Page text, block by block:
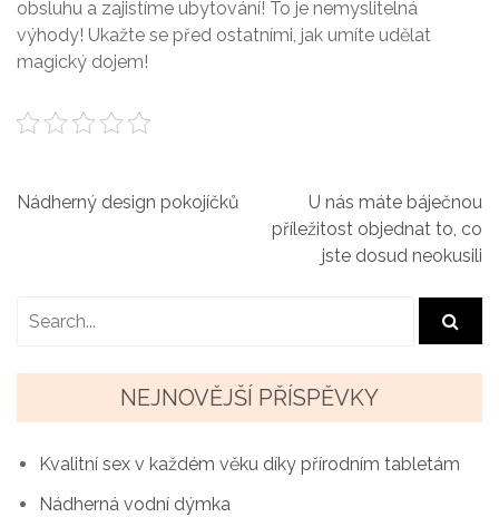
obsluhu a zajistíme ubytování! To je nemyslitelná
výhody! Ukažte se před ostatními, jak umíte udělat
magický dojem!
N
g
a
c
e
Nádherný design pokojíčků
U nás máte báječnou
příležitost objednat to, co
jste dosud neokusili
NEJNOVĚJŠÍ PŘÍSPĚVKY
Kvalitní sex v každém věku díky přírodním tabletám
Nádherná vodní dýmka